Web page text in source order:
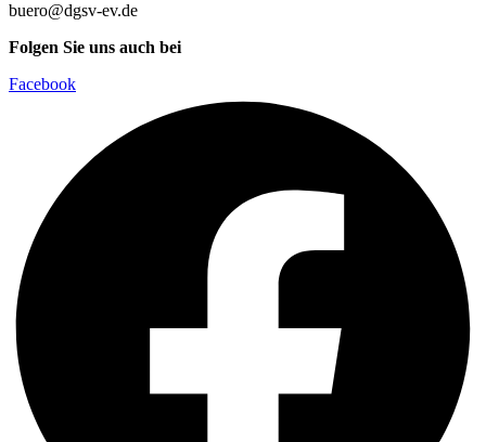
buero@dgsv-ev.de
Folgen Sie uns auch bei
Facebook